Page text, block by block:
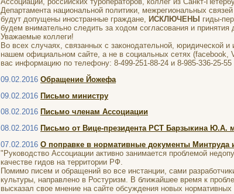
Департамента национальной политики, межрегиональных
будут допущены иностранные граждане, ИСКЛЮЧЕНЫ гиды-
будем внимательно следить за ходом согласования и принятия
Уважаемые коллеги!
Во всех случаях, связанных с законодательной, юридической
нашем официальном сайте, а не в социальных сетях (facebook,
вас информацию по телефону: 8-499-251-88-24 и 8-985-336-25-55
09.02.2016 Обращение Йожефа
09.02.2016 Письмо министру
08.02.2016 Письмо членам Ассоциации
08.02.2016 Письмо от Вице-президента РСТ Барзыкина Ю.А.
07.02.2016 О поправке в нормативные документы Минтруда
"Руководство Ассоциации активно занимается проблемой
качестве гидов на территории РФ.
Помимо писем и обращений во все инстанции, сами
культуры, направлено в Ростуризм. В ближайшее время к
высказал свое мнение на сайте обсуждения новых